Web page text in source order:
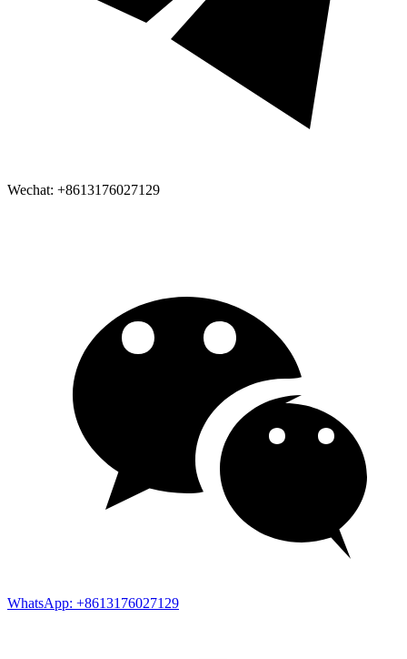
Wechat: +8613176027129
WhatsApp: +8613176027129